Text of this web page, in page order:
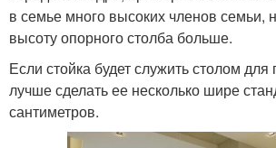
в семье много высоких членов семьи,
высоту опорного столба больше.
Если стойка будет служить столом
лучше сделать ее несколько шире
сантиметров.